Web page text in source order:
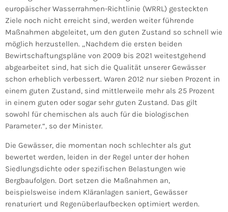
europäischer Wasserrahmen-Richtlinie (WRRL) gesteckten
Ziele noch nicht erreicht sind, werden weiter führende
Maßnahmen abgeleitet, um den guten Zustand so schnell wie
möglich herzustellen. „Nachdem die ersten beiden
Bewirtschaftungspläne von 2009 bis 2021 weitestgehend
abgearbeitet sind, hat sich die Qualität unserer Gewässer
schon erheblich verbessert. Waren 2012 nur sieben Prozent in
einem guten Zustand, sind mittlerweile mehr als 25 Prozent
in einem guten oder sogar sehr guten Zustand. Das gilt
sowohl für chemischen als auch für die biologischen
Parameter.“, so der Minister.
Die Gewässer, die momentan noch schlechter als gut
bewertet werden, leiden in der Regel unter der hohen
Siedlungsdichte oder spezifischen Belastungen wie
Bergbaufolgen. Dort setzen die Maßnahmen an,
beispielsweise indem Kläranlagen saniert, Gewässer
renaturiert und Regenüberlaufbecken optimiert werden.